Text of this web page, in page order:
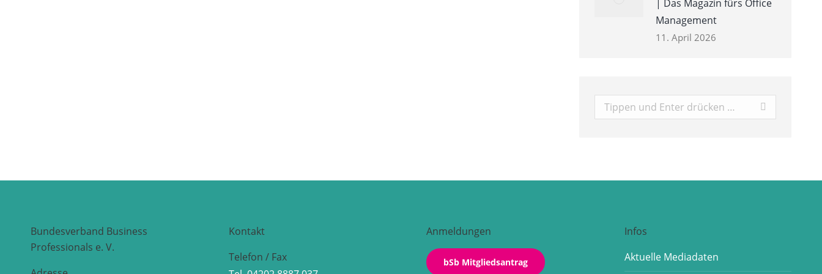
| Das Magazin fürs Office
Management
11. April 2026
Search:
Bundesverband Business
Professionals e. V.
Kontakt
Telefon / Fax
Anmeldungen
bSb Mitgliedsantrag
Infos
Aktuelle Mediadaten